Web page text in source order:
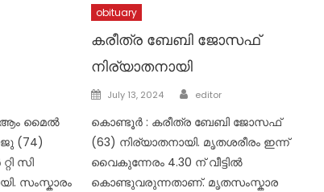
മൈൽ
(74)
സി
സംസ്കാരം
obituary
കരീത്ര ബേബി ജോസഫ്
നിര്യാതനായി
Posted
July 13, 2024 Author
editor
കൊണ്ടൂർ : കരീത്ര ബേബി ജോസഫ്
(63) നിര്യാതനായി. മൃതശരീരം ഇന്ന്
വൈകുന്നേരം 4.30 ന് വീട്ടിൽ
കൊണ്ടുവരുന്നതാണ്. മൃതസംസ്കാര